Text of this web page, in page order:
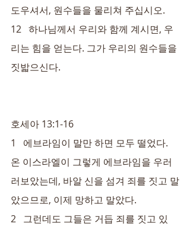
도우셔서, 원수들을 물리쳐 주십시오.
12   하나님께서 우리와 함께 계시면, 우
리는 힘을 얻는다. 그가 우리의 원수들을
짓밟으신다.
호세아 13:1-16
1   에브라임이 말만 하면 모두 떨었다.
온 이스라엘이 그렇게 에브라임을 우러
러보았는데, 바알 신을 섬겨 죄를 짓고 말
았으므로, 이제 망하고 말았다.
2   그런데도 그들은 거듭 죄를 짓고 있